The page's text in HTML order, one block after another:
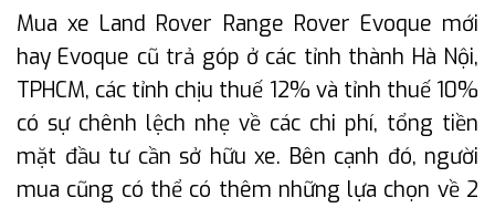
Mua xe Land Rover Range Rover Evoque mới
hay Evoque cũ trả góp ở các tỉnh thành Hà Nội,
TPHCM, các tỉnh chịu thuế 12% và tỉnh thuế 10%
có sự chênh lệch nhẹ về các chi phí, tổng tiền
mặt đầu tư cần sở hữu xe. Bên cạnh đó, người
mua cũng có thể có thêm những lựa chọn về 2